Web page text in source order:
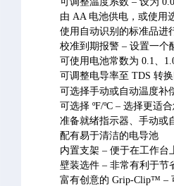
由 AA 电池供电，或使用
使用自动识别的标准品进
校准到期报警 – 设置一个
可使用电池常数为 0.1、
可调整电导率至 TDS 转
可选择手动或自动温度补
可选择 ºF/ºC – 选择更适
准备就绪指示器、手动或
配有易于清洁的电导池
内置支架 – 便于在工作台
壁装选件 – 非常有利于节
富有创意的 Grip-Clip™ –